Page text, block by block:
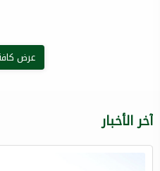
عرض
آخر الأخبار